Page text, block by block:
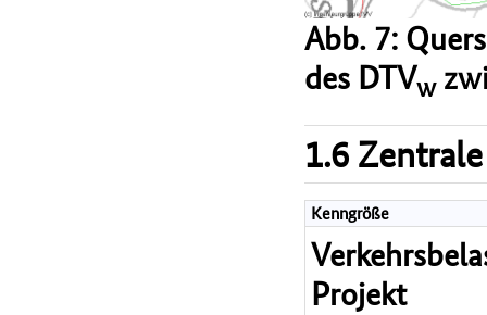
Abb. 7:
des DTVw
1.6
Kenngröße
Projekt